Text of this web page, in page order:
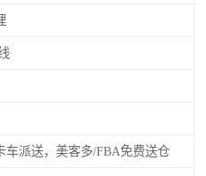
车派送，美客多/FBA免费送仓